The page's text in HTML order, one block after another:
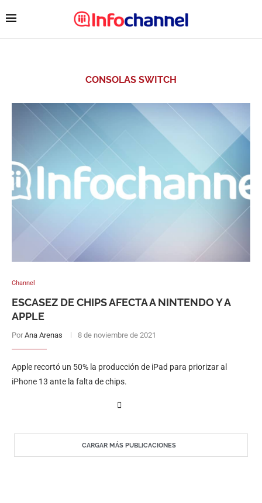
CONSOLAS SWITCH
Channel
ESCASEZ DE CHIPS AFECTA A NINTENDO Y A
APPLE
Por Ana Arenas 8 de noviembre de 2021
Apple recortó un 50% la producción de iPad para priorizar al
iPhone 13 ante la falta de chips.
CARGAR MÁS PUBLICACIONES